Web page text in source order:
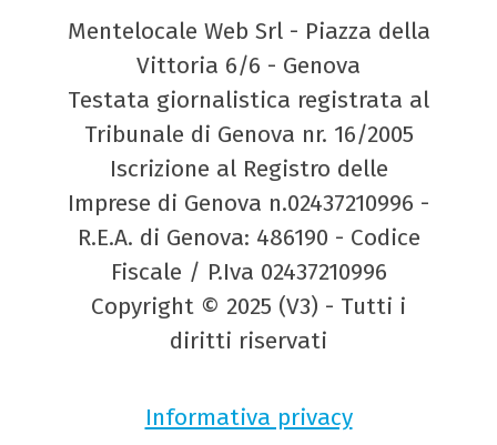
Mentelocale Web Srl - Piazza della
Vittoria 6/6 - Genova
Testata giornalistica registrata al
Tribunale di Genova nr. 16/2005
Iscrizione al Registro delle
Imprese di Genova n.02437210996 -
R.E.A. di Genova: 486190 - Codice
Fiscale / P.Iva 02437210996
Copyright © 2025 (V3) - Tutti i
diritti riservati
Informativa privacy